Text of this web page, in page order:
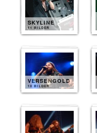
SKYLINE
11 BILDER
VERSENGOLD
10 BILDER